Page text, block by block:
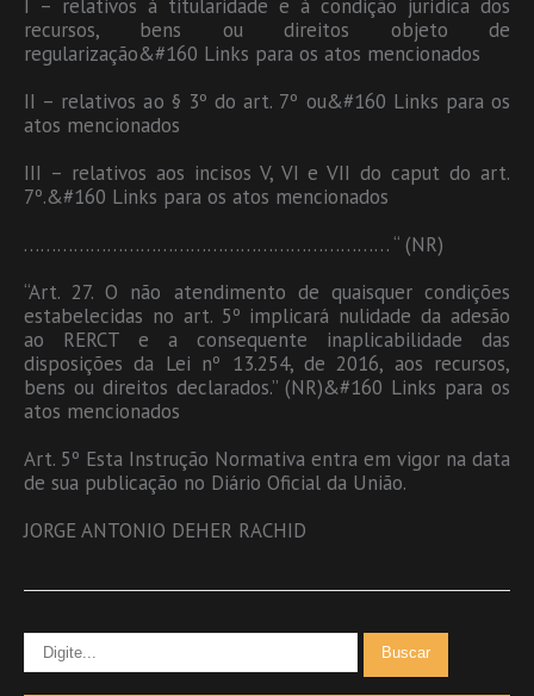
I – relativos à titularidade e à condição jurídica dos
recursos, bens ou direitos objeto de
regularização&#160 Links para os atos mencionados
II – relativos ao § 3º do art. 7º ou&#160 Links para os
atos mencionados
III – relativos aos incisos V, VI e VII do caput do art.
7º.&#160 Links para os atos mencionados
………………………………………………………… “ (NR)
“Art. 27. O não atendimento de quaisquer condições
estabelecidas no art. 5º implicará nulidade da adesão
ao RERCT e a consequente inaplicabilidade das
disposições da Lei nº 13.254, de 2016, aos recursos,
bens ou direitos declarados.” (NR)&#160 Links para os
atos mencionados
Art. 5º Esta Instrução Normativa entra em vigor na data
de sua publicação no Diário Oficial da União.
JORGE ANTONIO DEHER RACHID